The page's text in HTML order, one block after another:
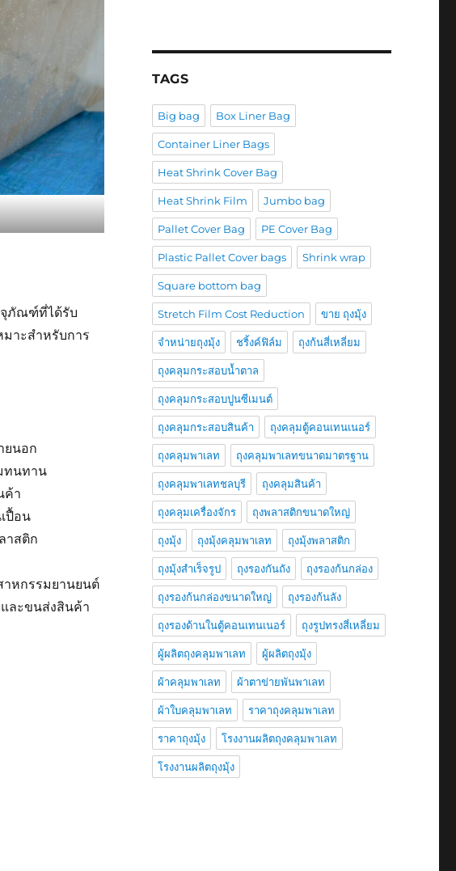
จุภัณฑ์ที่ได้รับ
าะสำหรับการ
ยนอก
ทนทาน
ค้า
ปื้อน
าสติก
าหกรรมยานยนต์
ละขนส่งสินค้า
TAGS
Big bag Box Liner Bag
Container Liner Bags
Heat Shrink Cover Bag
Heat Shrink Film Jumbo bag
Pallet Cover Bag PE Cover Bag
Plastic Pallet Cover bags Shrink wrap
Square bottom bag
Stretch Film Cost Reduction ขาย ถุงมุ้ง
จำหน่ายถุงมุ้ง ชริ้งค์ฟิล์ม ถุงก้นสี่เหลี่ยม
ถุงคลุมกระสอบน้ำตาล
ถุงคลุมกระสอบปูนซีเมนต์
ถุงคลุมกระสอบสินค้า ถุงคลุมตู้คอนเทนเนอร์
ถุงคลุมพาเลท ถุงคลุมพาเลทขนาดมาตรฐาน
ถุงคลุมพาเลทชลบุรี ถุงคลุมสินค้า
ถุงคลุมเครื่องจักร ถุงพลาสติกขนาดใหญ่
ถุงมุ้ง ถุงมุ้งคลุมพาเลท ถุงมุ้งพลาสติก
ถุงมุ้งสำเร็จรูป ถุงรองกันถัง ถุงรองก้นกล่อง
ถุงรองก้นกล่องขนาดใหญ่ ถุงรองก้นลัง
ถุงรองด้านในตู้คอนเทนเนอร์ ถุงรูปทรงสี่เหลี่ยม
ผู้ผลิตถุงคลุมพาเลท ผู้ผลิตถุงมุ้ง
ผ้าคลุมพาเลท ผ้าตาข่ายพันพาเลท
ผ้าใบคลุมพาเลท ราคาถุงคลุมพาเลท
ราคาถุงมุ้ง โรงงานผลิตถุงคลุมพาเลท
โรงงานผลิตถุงมุ้ง